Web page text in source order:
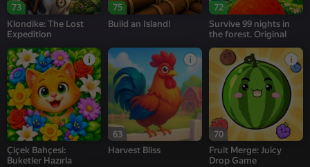
73
Klondike: The Lost
Expedition
75
Build an Island!
72
Survive 99 nights in
the forest. Original
Çiçek Bahçesi:
Buketler Hazırla
63
Harvest Bliss
70
Fruit Merge: Juicy
Drop Game